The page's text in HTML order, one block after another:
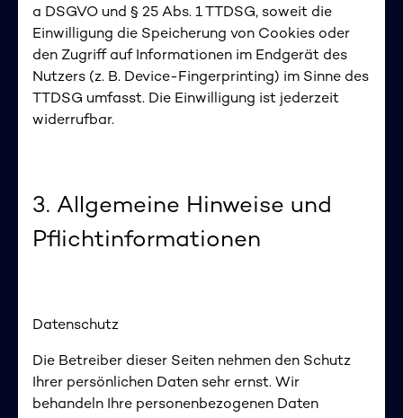
a DSGVO und § 25 Abs. 1 TTDSG, soweit die
Einwilligung die Speicherung von Cookies oder
den Zugriff auf Informationen im Endgerät des
Nutzers (z. B. Device-Fingerprinting) im Sinne des
TTDSG umfasst. Die Einwilligung ist jederzeit
widerrufbar.
3. Allgemeine Hinweise und
Pflichtinformationen
Datenschutz
Die Betreiber dieser Seiten nehmen den Schutz
Ihrer persönlichen Daten sehr ernst. Wir
behandeln Ihre personenbezogenen Daten